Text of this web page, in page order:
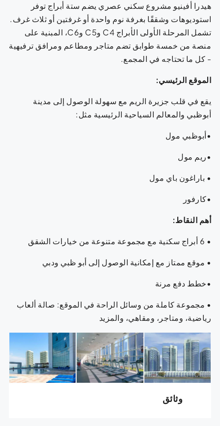
هيدرا أفينيو مشروع سكني عصري يضم ستة أبراج توفر
استوديوهات وشققًا بغرفة نوم واحدة أو غرفتين أو ثلاث غرف.
تشمل المرحلة الأولى الأبراج C4 وC5 وC6، المبنية على
منصة من خمسة طوابق تضم متاجر ومطاعم ومرافق ترفيهية
- كل ما تحتاجه في المجمع.
الموقع الرئيسي:
يقع في قلب جزيرة الريم مع سهولة الوصول إلى مدينة
أبوظبي والمعالم السياحية الرئيسية مثل:
•أبوظبي مول
•ريم مول
• باراغون باي مول
•كارفور
أهم النقاط:
• موقع ممتاز مع إمكانية الوصول إلى أبو ظبي ودبي
•خطط دفع مرنة
• مجموعة كاملة من وسائل الراحة في الموقع: صالة ألعاب
رياضية، ومتاجر، ومقاهي، والمزيد
وثائق